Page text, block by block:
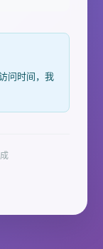
问时间，我